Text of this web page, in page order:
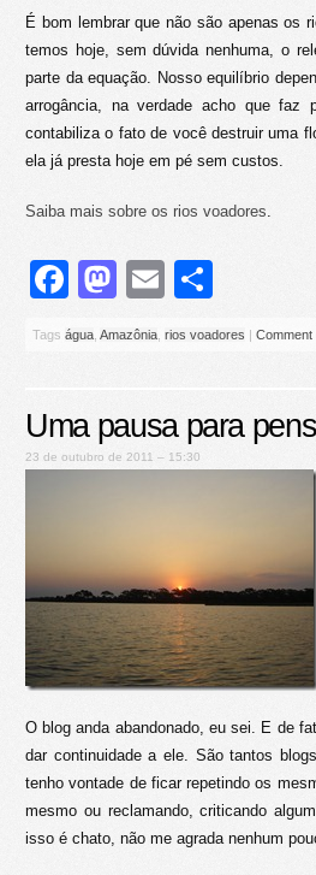
É bom lembrar que não são apenas os
temos hoje, sem dúvida nenhuma, o
parte da equação. Nosso equilíbrio
arrogância, na verdade acho que faz
contabiliza o fato de você destruir uma
ela já presta hoje em pé sem custos.
Saiba mais sobre os rios voadores.
Facebook
Mastodon
Email
Tags água Amazônia rios voadores | Comment
Uma pausa para
23 de outubro de 2011 – 15:30
O blog anda abandonado, eu sei. E de
dar continuidade a ele. São tantos
tenho vontade de ficar repetindo os
mesmo ou reclamando, criticando
isso é chato, não me agrada nenhum